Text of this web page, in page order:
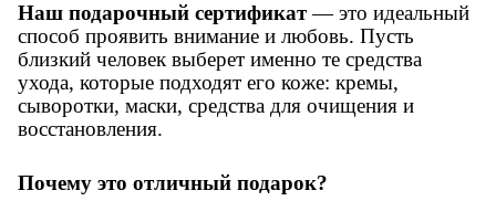
Наш подарочный сертификат— это идеальный
способ проявить внимание и любовь. Пусть
близкий человек выберет именно те средства
ухода, которые подходят его коже: кремы,
сыворотки, маски, средства для очищения и
восстановления.
Почему это отличный подарок?